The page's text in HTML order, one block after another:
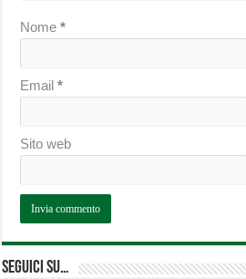
Nome*
Email*
Sito web
Seguici su…